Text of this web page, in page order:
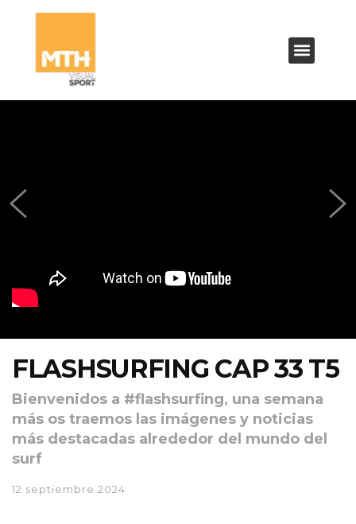
FLASHSURFING CAP 33 T5
Bienvenidos a #flashsurfing, una semana
más os traemos las imágenes y noticias
más destacadas alrededor del mundo del
surf
12 septiembre 2024